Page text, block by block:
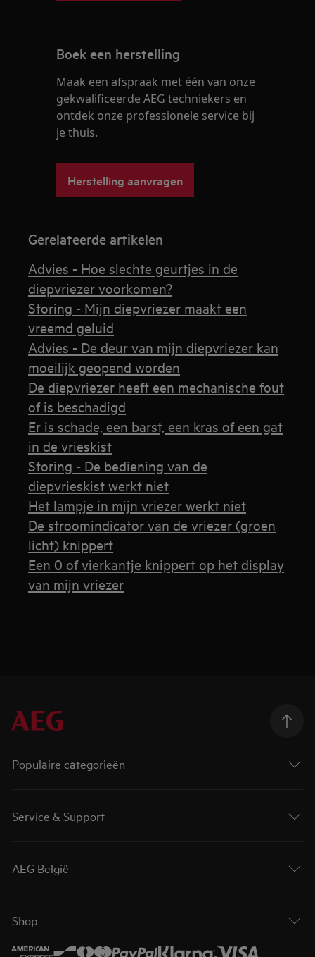
Boek een herstelling
Maak een afspraak met één van onze
gekwalificeerde AEG techniekers en
ontdek onze professionele service bij
je thuis.
Herstelling aanvragen
Gerelateerde artikelen
Advies - Hoe slechte geurtjes in de
diepvriezer voorkomen?
Storing - Mijn diepvriezer maakt een
vreemd geluid
Advies - De deur van mijn diepvriezer kan
moeilijk geopend worden
De diepvriezer heeft een mechanische fout
of is beschadigd
Er is schade, een barst, een kras of een gat
in de vrieskist
Storing - De bediening van de
diepvrieskist werkt niet
Het lampje in mijn vriezer werkt niet
De stroomindicator van de vriezer (groen
licht) knippert
Een 0 of vierkantje knippert op het display
van mijn vriezer
Populaire categorieën
Service & Support
AEG België
Shop